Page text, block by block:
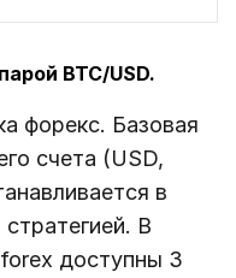
BTC/USD.
форекс. Базовая
счета (USD,
в
В
доступны 3